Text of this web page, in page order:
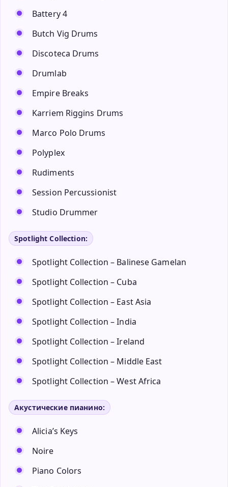
Battery 4
Butch Vig Drums
Discoteca Drums
Drumlab
Empire Breaks
Karriem Riggins Drums
Marco Polo Drums
Polyplex
Rudiments
Session Percussionist
Studio Drummer
Spotlight Collection:
Spotlight Collection – Balinese Gamelan
Spotlight Collection – Cuba
Spotlight Collection – East Asia
Spotlight Collection – India
Spotlight Collection – Ireland
Spotlight Collection – Middle East
Spotlight Collection – West Africa
Акустические пианино:
Alicia’s Keys
Noire
Piano Colors